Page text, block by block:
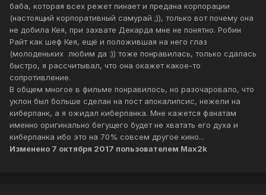
баба, которая всех режет пинает и предана корпорации
(настоящий корпоративный самурай ;)), только вот почему она
не добила Кея, при захвате Декарда мне не понятно. Робин
Райт как шеф Кея, ещё и положившая на него глаз
(молоденьких любим да :)) тоже понравилась, только сдалась
быстро, я рассчитывал, что она окажет какое-то
сопротивление.
В общем многое в фильме понравилось, но разочаровало, что
уклон был больше сделан на пост апокалипсис, нежели на
киберпанк, а я ожидал киберпанка. Мне кажется фанатам
именно оригинально бегущего будет не хватать его духа и
киберпанка ибо это на 70% совсем другое кино...
Изменено 7 октября 2017 пользователем Max2k